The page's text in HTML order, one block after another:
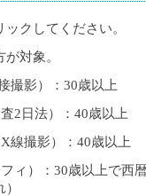
クしてください。
対象。
撮影）：30歳以上
査2日法）：40歳以上
X線撮影）：40歳以上
フィ）：30歳以上で西